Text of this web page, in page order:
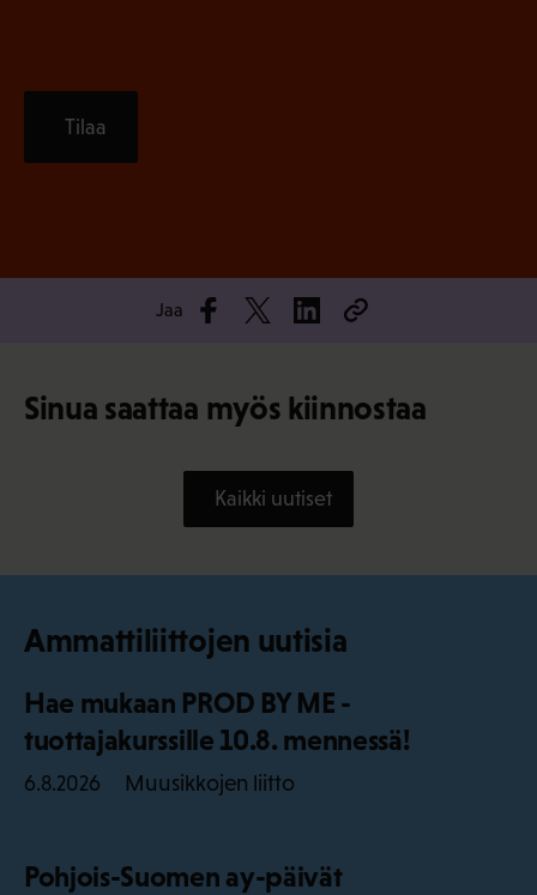
Tilaa
Jaa
Sinua saattaa myös kiinnostaa
Kaikki uutiset
Ammattiliittojen uutisia
Hae mukaan PROD BY ME -
tuottajakurssille 10.8. mennessä!
6.8.2026 Muusikkojen liitto
Pohjois-Suomen ay-päivät